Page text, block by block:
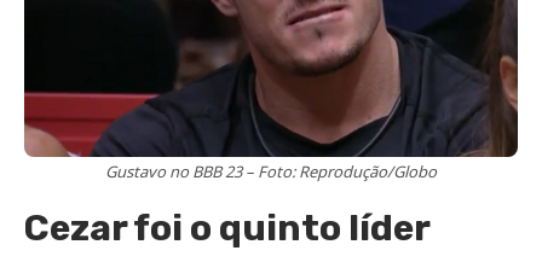
Gustavo no BBB 23 – Foto: Reprodução/Globo
Cezar foi o quinto líder